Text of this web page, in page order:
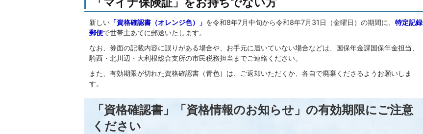
新しい 「資格確認書（オレンジ色）」 を令和8年7月中旬から令和8年7月31日（金曜日）の期間に、 特定記録
郵便で世帯主あてに郵送いたします。
なお、券面の記載内容に誤りがある場合や、お手元に届いていない場合などは、国保年金課国保年金担当、
騎西・北川辺・大利根総合支所の市民税務担当までご連絡ください。
また、有効期限が切れた資格確認書（青色）は、ご返却いただくか、各自で廃棄くださるようお願いしま
す。
「資格確認書」「資格情報のお知らせ」の有効期限にご注意
ください